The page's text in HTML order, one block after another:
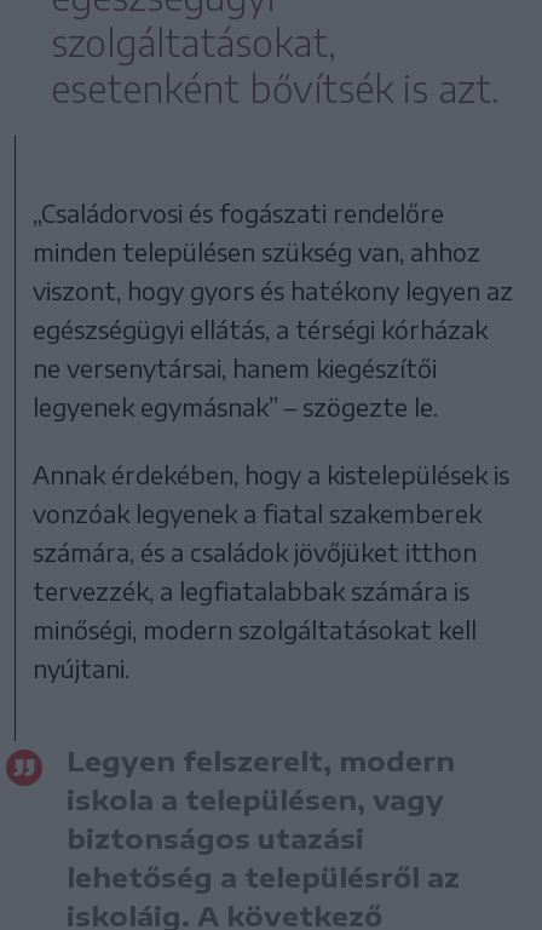
szolgáltatásokat,
esetenként bővítsék is azt.
„Családorvosi és fogászati rendelőre
minden településen szükség van, ahhoz
viszont, hogy gyors és hatékony legyen az
egészségügyi ellátás, a térségi kórházak
ne versenytársai, hanem kiegészítői
legyenek egymásnak” – szögezte le.
Annak érdekében, hogy a kistelepülések is
vonzóak legyenek a fiatal szakemberek
számára, és a családok jövőjüket itthon
tervezzék, a legfiatalabbak számára is
minőségi, modern szolgáltatásokat kell
nyújtani.
Legyen felszerelt, modern
iskola a településen, vagy
biztonságos utazási
lehetőség a településről az
iskoláig. A következő